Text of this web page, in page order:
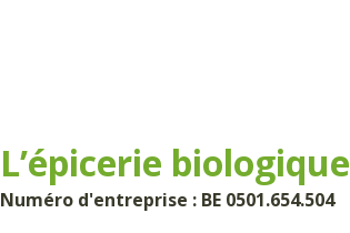
L’épicerie biologique
Numéro d'entreprise : BE 0501.654.504